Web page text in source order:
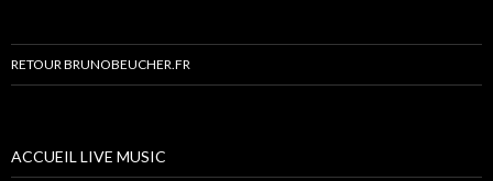
RETOUR BRUNOBEUCHER.FR
ACCUEIL LIVE MUSIC